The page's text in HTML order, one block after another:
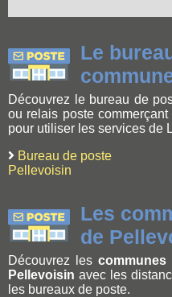
Le
Découvrez le bureau de
ou relais poste
pour utiliser les services de
Bureau de poste
Pellevoisin
Les
de
Découvrez les
Pellevoisin avec les
les bureaux de poste.